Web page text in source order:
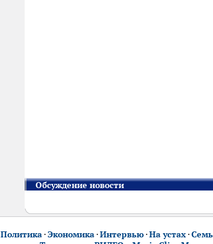
Обсуждение новости
Политика·Экономика·Интервью·На устах·